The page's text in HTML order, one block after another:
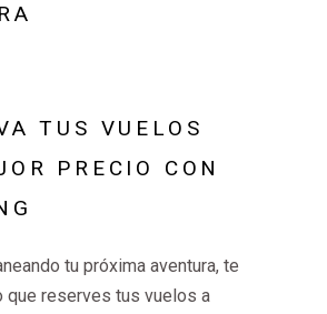
TUS VUELOS
PRECIO CON
tu próxima aventura, te
que reserves tus vuelos a